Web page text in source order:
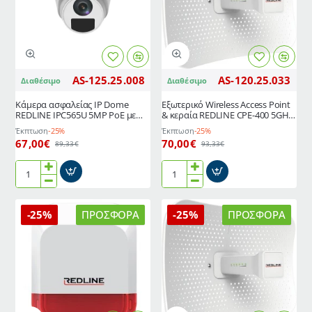
ενεργοποίηση
απενεργοποίηση
συναγερμού
εξωτερικές
και
εσωτερικές
κεραίες
Διαθέσιμο AS-125.25.008
Κάμερα ασφαλείας IP Dome
REDLINE IPC565U 5MP PoE με
φακό 4mm και υπέρυθρο
φωτισμό IR έως 30m
Έκπτωση-25%
67,00€ 89,33€
Κάμερα
IP
Dome
REDLINE
φακό
Διαθέσιμο AS-120.25.033
Εξωτερικό Wireless Access Point
& κεραία REDLINE CPE-400 5GHz
433Mbps 23dBi Gigabit
Έκπτωση-25%
70,00€ 93,33€
Εξωτερικό
Access
Point
κεραία
REDLINE
CPE-
400
5GHz
ΠΡΟΣΦΟΡΆ
-25% ΠΡΟΣΦΟΡΆ
-25%